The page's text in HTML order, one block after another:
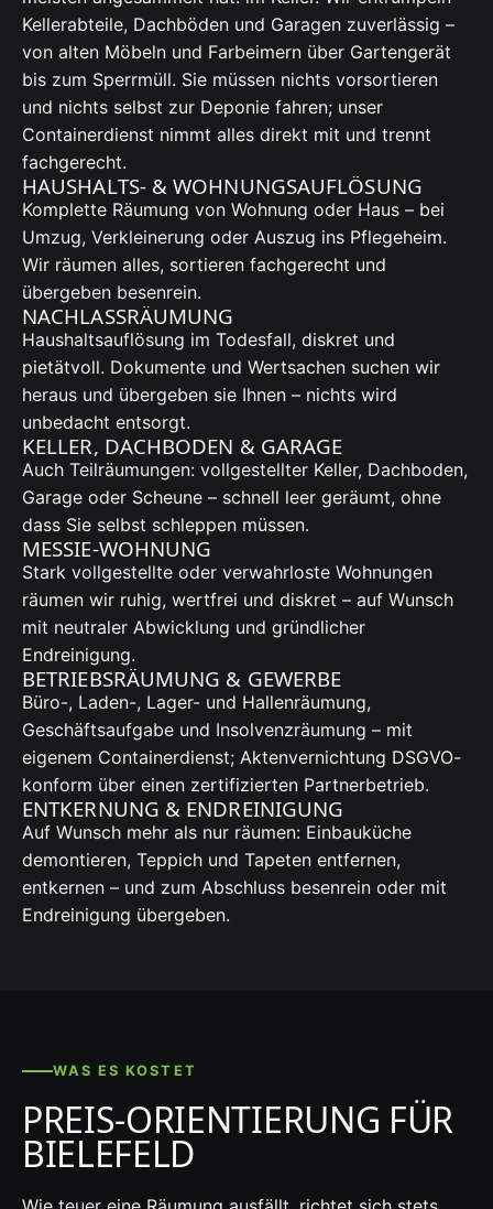
Kellerabteile, Dachböden und Garagen zuverlässig –
von alten Möbeln und Farbeimern über Gartengerät
bis zum Sperrmüll. Sie müssen nichts vorsortieren
und nichts selbst zur Deponie fahren; unser
Containerdienst nimmt alles direkt mit und trennt
fachgerecht.
HAUSHALTS- & WOHNUNGSAUFLÖSUNG
Komplette Räumung von Wohnung oder Haus – bei
Umzug, Verkleinerung oder Auszug ins Pflegeheim.
Wir räumen alles, sortieren fachgerecht und
übergeben besenrein.
NACHLASSRÄUMUNG
Haushaltsauflösung im Todesfall, diskret und
pietätvoll. Dokumente und Wertsachen suchen wir
heraus und übergeben sie Ihnen – nichts wird
unbedacht entsorgt.
KELLER, DACHBODEN & GARAGE
Auch Teilräumungen: vollgestellter Keller, Dachboden,
Garage oder Scheune – schnell leer geräumt, ohne
dass Sie selbst schleppen müssen.
MESSIE-WOHNUNG
Stark vollgestellte oder verwahrloste Wohnungen
räumen wir ruhig, wertfrei und diskret – auf Wunsch
mit neutraler Abwicklung und gründlicher
Endreinigung.
BETRIEBSRÄUMUNG & GEWERBE
Büro-, Laden-, Lager- und Hallenräumung,
Geschäftsaufgabe und Insolvenzräumung – mit
eigenem Containerdienst; Aktenvernichtung DSGVO-
konform über einen zertifizierten Partnerbetrieb.
ENTKERNUNG & ENDREINIGUNG
Auf Wunsch mehr als nur räumen: Einbauküche
demontieren, Teppich und Tapeten entfernen,
entkernen – und zum Abschluss besenrein oder mit
Endreinigung übergeben.
WAS ES KOSTET
PREIS-ORIENTIERUNG FÜR
BIELEFELD